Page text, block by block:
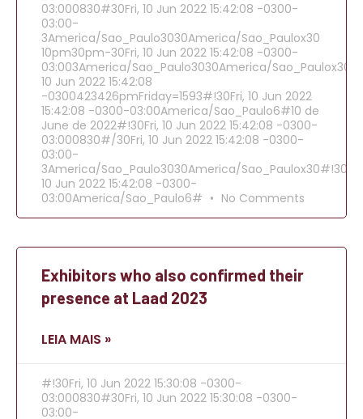
03:000830#30Fri, 10 Jun 2022 15:42:08 -0300-
03:00-
3America/Sao_Paulo3030America/Sao_Paulox30
10pm30pm-30Fri, 10 Jun 2022 15:42:08 -0300-
03:003America/Sao_Paulo3030America/
10 Jun 2022 15:42:08
-0300423426pmFriday=1593#!30Fri, 10 Jun 2022
15:42:08 -0300-03:00America/Sao_Paulo6#10 de
June de 2022#!30Fri, 10 Jun 2022 15:42:08 -0300-
03:000830#/30Fri, 10 Jun 2022 15:42:08 -0300-
03:00-
3America/Sao_Paulo3030America/Sao_Paulox30#!30Fri,
10 Jun 2022 15:42:08 -0300-
03:00America/Sao_Paulo6#
No Comments
Exhibitors who also confirmed their
presence at Laad 2023
LEIA MAIS »
#!30Fri, 10 Jun 2022 15:30:08 -0300-
03:000830#30Fri, 10 Jun 2022 15:30:08 -0300-
03:00-